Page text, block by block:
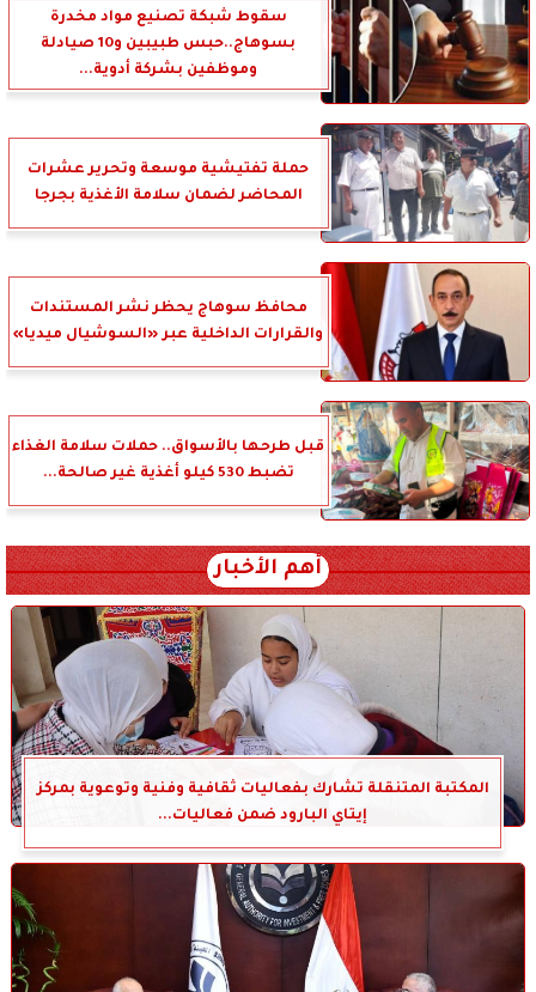
سقوط شبكة تصنيع مواد مخدرة
بسوهاج..حبس طبيبين و10 صيادلة
وموظفين بشركة أدوية...
حملة تفتيشية موسعة وتحرير عشرات
المحاضر لضمان سلامة الأغذية بجرجا
محافظ سوهاج يحظر نشر المستندات
والقرارات الداخلية عبر «السوشيال ميديا»
قبل طرحها بالأسواق.. حملات سلامة الغذاء
تضبط 530 كيلو أغذية غير صالحة...
أهم الأخبار
المكتبة المتنقلة تشارك بفعاليات ثقافية وفنية وتوعوية بمركز
إيتاي البارود ضمن فعاليات...